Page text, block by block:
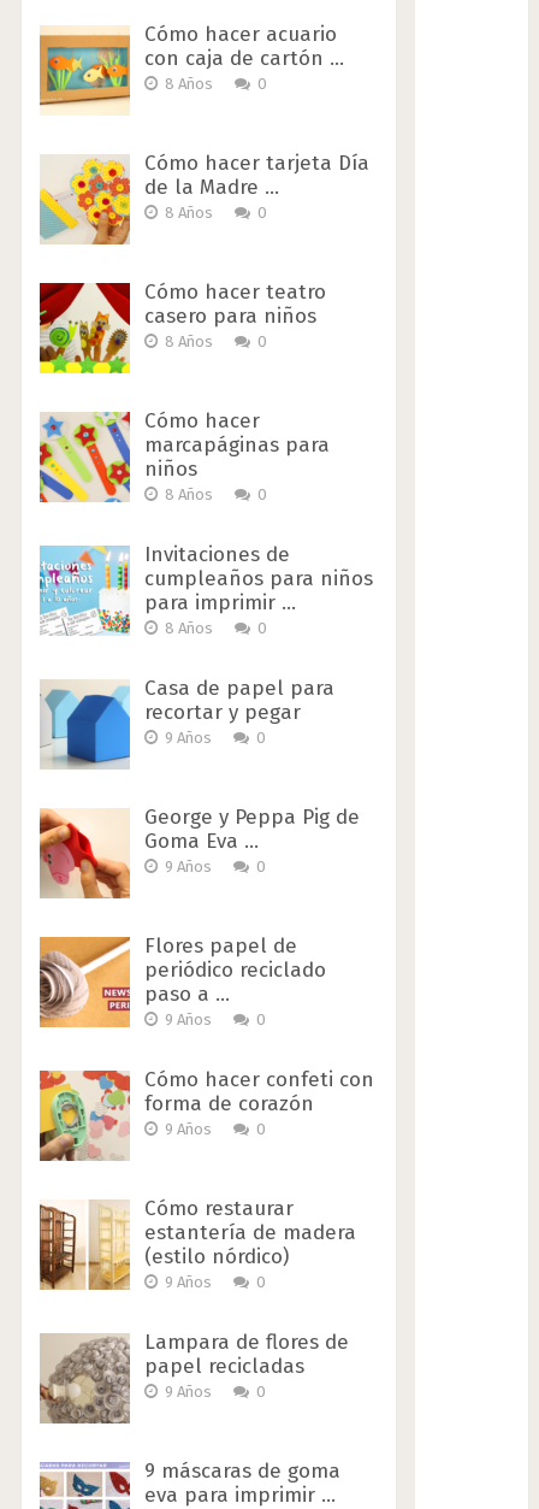
Cómo hacer acuario
con caja de cartón …
8 Años 0
Cómo hacer tarjeta Día
de la Madre …
8 Años 0
Cómo hacer teatro
casero para niños
8 Años 0
Cómo hacer
marcapáginas para
niños
8 Años 0
Invitaciones de
cumpleaños para niños
para imprimir …
8 Años 0
Casa de papel para
recortar y pegar
9 Años 0
George y Peppa Pig de
Goma Eva …
9 Años 0
Flores papel de
periódico reciclado
paso a …
9 Años 0
Cómo hacer confeti con
forma de corazón
9 Años 0
Cómo restaurar
estantería de madera
(estilo nórdico)
9 Años 0
Lampara de flores de
papel recicladas
9 Años 0
9 máscaras de goma
eva para imprimir …